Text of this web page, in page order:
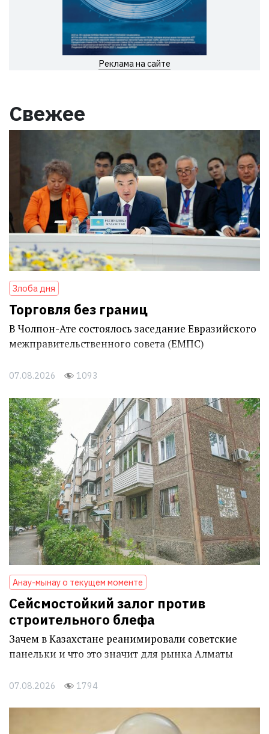
Реклама на сайте
Свежее
Злоба дня
Торговля без границ
В Чолпон-Ате состоялось заседание Евразийского
межправительственного совета (ЕМПС)
07.08.2026 1093
Анау-мынау о текущем моменте
Сейсмостойкий залог против
строительного блефа
Зачем в Казахстане реанимировали советские
панельки и что это значит для рынка Алматы
07.08.2026 1794